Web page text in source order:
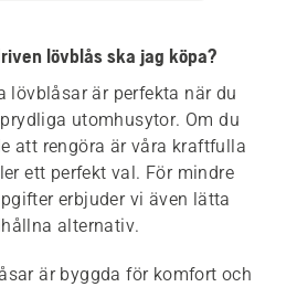
lövblås ska jag köpa?
lövblåsar är perfekta när du
utomhusytor. Om du
att rengöra är våra kraftfulla
ett perfekt val. För mindre
erbjuder vi även lätta
är byggda för komfort och